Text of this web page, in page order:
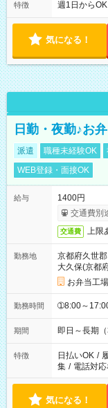
ら翌7時 ■23時
ます。 ※曜
特徴 週1日から
気になる！
日勤・夜勤♪お
派遣 職種未経験OK
WEB登録・面接OK
給与
1400円
交通費別
交通費 上限
勤務地
京都府久世郡
大久保(京都
お弁当工場
勤務時間 ➀8:00～
期間 即日～長期（
特徴 日払いOK /
集 / 電話対応
気になる！